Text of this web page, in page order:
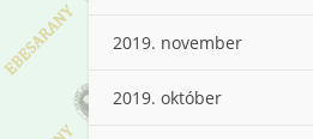
2019. november
2019. október